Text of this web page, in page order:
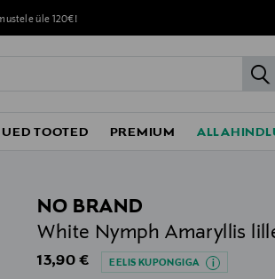
üle 120€!
TOOTED PREMIUM
NO BRAND
White Nymph Amaryllis
Original Price
13,90 € EELIS KUPONGIGA